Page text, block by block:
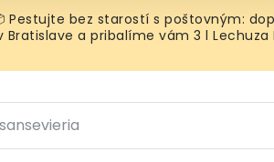
Pestujte bez starostí s poštovným:
a pribalíme vám 3 l Lechuza